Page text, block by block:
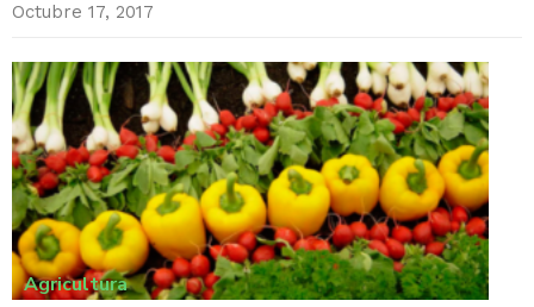
Octubre 17, 2017
Agricultura